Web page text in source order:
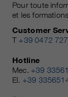
Pour toute
et les
Customer
T +39 0472
Hotline
Mec. +39
El. +39